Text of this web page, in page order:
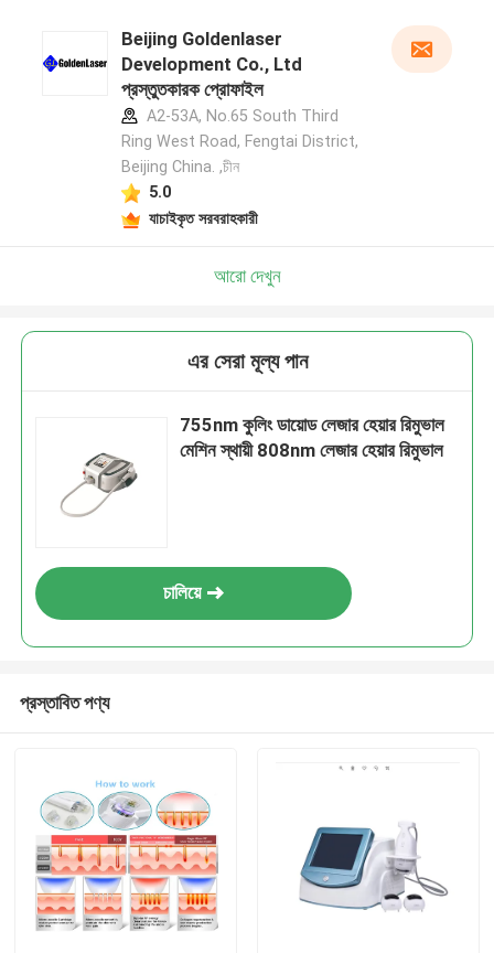
Beijing Goldenlaser
Development Co., Ltd
প্রস্তুতকারক প্রোফাইল
A2-53A, No.65 South Third
Ring West Road, Fengtai District,
Beijing China. ,চীন
5.0
যাচাইকৃত সরবরাহকারী
আরো দেখুন
এর সেরা মূল্য পান
755nm কুলিং ডায়োড লেজার হেয়ার রিমুভাল
মেশিন স্থায়ী 808nm লেজার হেয়ার রিমুভাল
চালিয়ে
প্রস্তাবিত পণ্য